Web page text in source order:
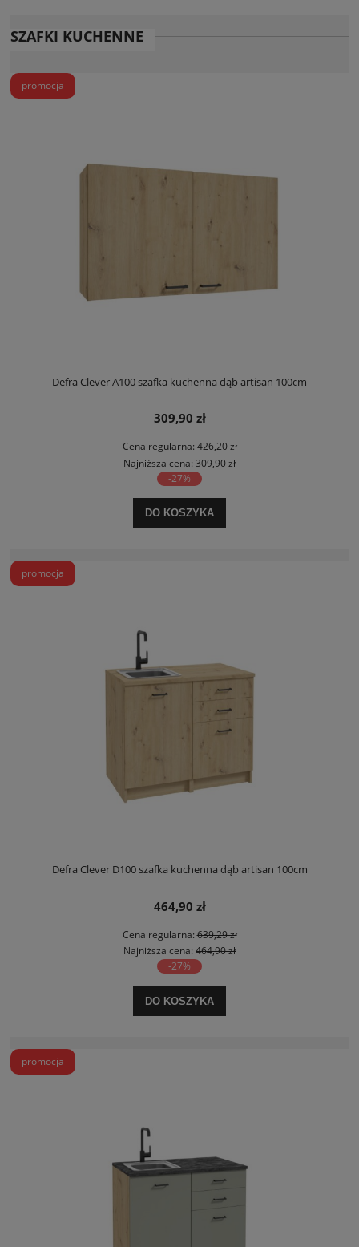
SZAFKI KUCHENNE
Defra Clever A100 szafka kuchenna dąb artisan 100cm
309,90 zł
Cena regularna:426,20 zł
Najniższa cena: 309,90 zł
-27%
DO KOSZYKA
promocja
Defra Clever D100 szafka kuchenna dąb artisan 100cm
464,90 zł
Cena regularna:639,29 zł
Najniższa cena: 464,90 zł
-27%
DO KOSZYKA
promocja
promocja